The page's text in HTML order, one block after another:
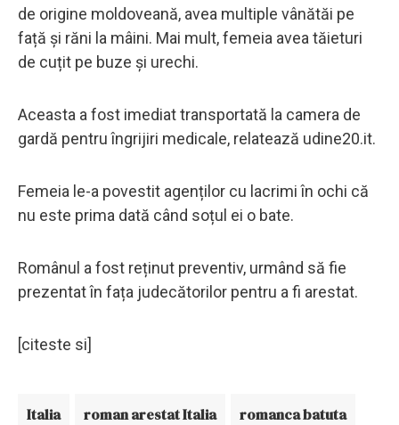
de origine moldoveană, avea multiple vânătăi pe
față și răni la mâini. Mai mult, femeia avea tăieturi
de cuțit pe buze și urechi.
Aceasta a fost imediat transportată la camera de
gardă pentru îngrijiri medicale, relatează udine20.it.
Femeia le-a povestit agenților cu lacrimi în ochi că
nu este prima dată când soțul ei o bate.
Românul a fost reținut preventiv, urmând să fie
prezentat în fața judecătorilor pentru a fi arestat.
[citeste si]
Italia roman arestat Italia romanca batuta